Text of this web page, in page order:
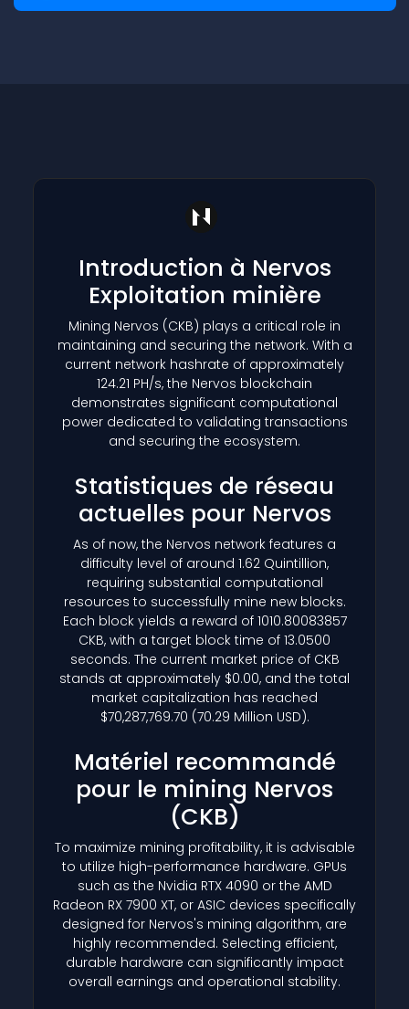
Introduction à Nervos
Exploitation minière
Mining Nervos (CKB) plays a critical role in
maintaining and securing the network. With a
current network hashrate of approximately
124.21 PH/s, the Nervos blockchain
demonstrates significant computational
power dedicated to validating transactions
and securing the ecosystem.
Statistiques de réseau
actuelles pour Nervos
As of now, the Nervos network features a
difficulty level of around 1.62 Quintillion,
requiring substantial computational
resources to successfully mine new blocks.
Each block yields a reward of 1010.80083857
CKB, with a target block time of 13.0500
seconds. The current market price of CKB
stands at approximately $0.00, and the total
market capitalization has reached
$70,287,769.70 (70.29 Million USD).
Matériel recommandé
pour le mining Nervos
(CKB)
To maximize mining profitability, it is advisable
to utilize high-performance hardware. GPUs
such as the Nvidia RTX 4090 or the AMD
Radeon RX 7900 XT, or ASIC devices specifically
designed for Nervos's mining algorithm, are
highly recommended. Selecting efficient,
durable hardware can significantly impact
overall earnings and operational stability.